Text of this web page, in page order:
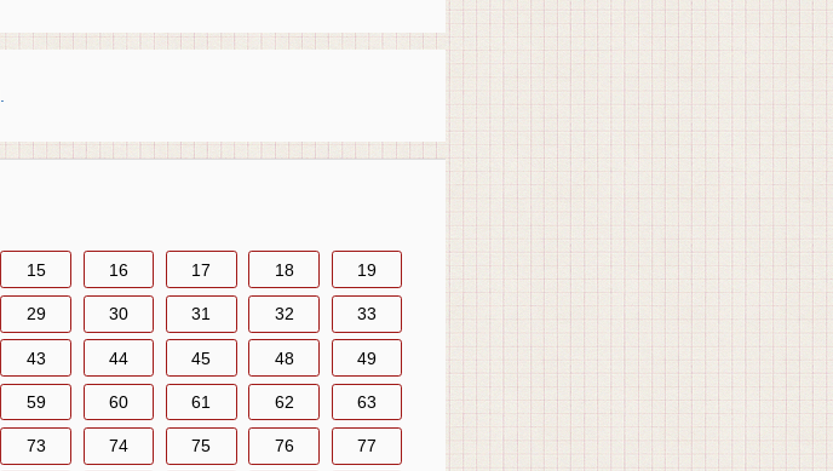
15 16 17 18 19
29 30 31 32 33
43 44 45 48 49
59 60 61 62 63
73 74 75 76 77